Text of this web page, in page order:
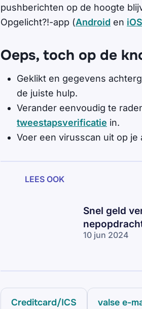
pushberichten op de hoogte
Opgelicht?!-app (Android en iOS
Oeps, toch op de
Geklikt en gegevens
de juiste hulp.
Verander eenvoudig te
tweestapsverificatie in.
Voer een virusscan uit op je
LEES OOK
Snel geld
10 jun 2024
Creditcard/ICS valse e-